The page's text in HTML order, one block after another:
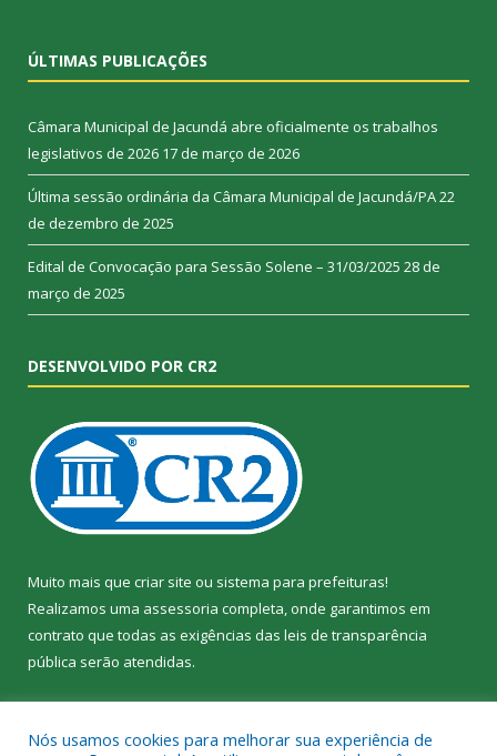
ÚLTIMAS PUBLICAÇÕES
Câmara Municipal de Jacundá abre oficialmente os trabalhos
legislativos de 2026 17 de março de 2026
Última sessão ordinária da Câmara Municipal de Jacundá/PA22
de dezembro de 2025
Edital de Convocação para Sessão Solene – 31/03/2025 28 de
março de 2025
DESENVOLVIDO POR CR2
Muito mais que criar site ou sistema para prefeituras!
Realizamos uma assessoria completa, onde garantimos em
contrato que todas as exigências das leis de transparência
pública serão atendidas.
Nós usamos cookies para melhorar sua experiência de